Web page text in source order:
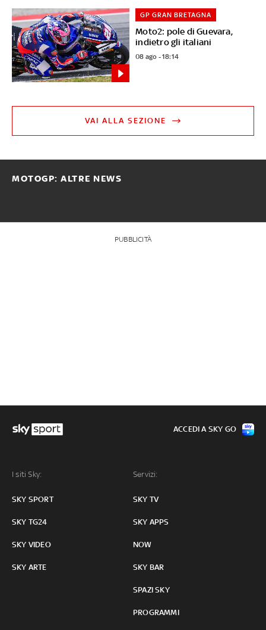
Moto2: pole di Guevara,
indietro gli italiani
GP GRAN BRETAGNA
08 ago - 18:14
VAI ALLA SEZIONE
MOTOGP: ALTRE NEWS
PUBBLICITÀ
I siti Sky:
SKY SPORT
SKY TG24
SKY VIDEO
SKY ARTE
Servizi:
SKY TV
SKY APPS
NOW
SKY BAR
SPAZI SKY
PROGRAMMI
ACCEDI A SKY GO